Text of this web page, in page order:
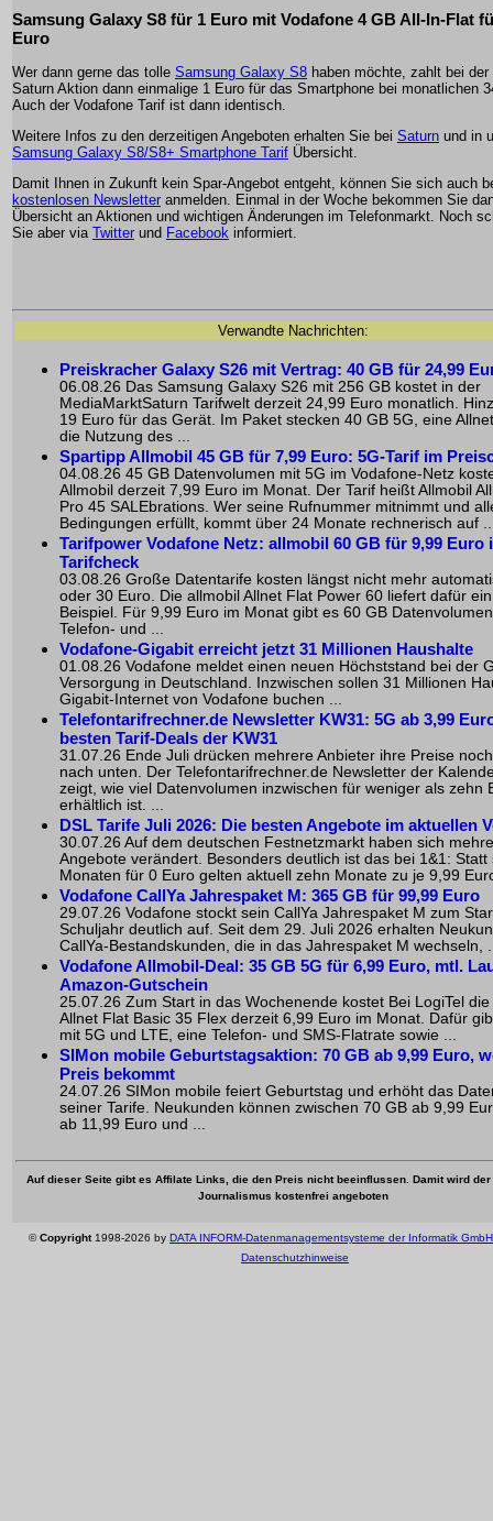
Samsung Galaxy S8 für 1 Euro mit Vodafone 4 GB All-In-Flat
Euro
Wer dann gerne das tolle Samsung Galaxy S8 haben möchte, zahlt bei der
Saturn Aktion dann einmalige 1 Euro für das Smartphone bei monatlichen
Auch der Vodafone Tarif ist dann identisch.
Weitere Infos zu den derzeitigen Angeboten erhalten Sie bei Saturn und in
Samsung Galaxy S8/S8+ Smartphone Tarif Übersicht.
Damit Ihnen in Zukunft kein Spar-Angebot entgeht, können Sie sich auch
kostenlosen Newsletter anmelden. Einmal in der Woche bekommen Sie
Übersicht an Aktionen und wichtigen Änderungen im Telefonmarkt. Noch
Sie aber via Twitter und Facebook informiert.
Verwandte Nachrichten:
Preiskracher Galaxy S26 mit Vertrag: 40 GB für 24,99
06.08.26 Das Samsung Galaxy S26 mit 256 GB kostet in der
MediaMarktSaturn Tarifwelt derzeit 24,99 Euro monatlich.
19 Euro für das Gerät. Im Paket stecken 40 GB 5G, eine
die Nutzung des ...
Spartipp Allmobil 45 GB für 7,99 Euro: 5G-Tarif im
04.08.26 45 GB Datenvolumen mit 5G im Vodafone-Netz
Allmobil derzeit 7,99 Euro im Monat. Der Tarif heißt Allmobil
Pro 45 SALEbrations. Wer seine Rufnummer mitnimmt und
Bedingungen erfüllt, kommt über 24 Monate rechnerisch auf
Tarifpower Vodafone Netz: allmobil 60 GB für 9,99 Euro
Tarifcheck
03.08.26 Große Datentarife kosten längst nicht mehr
oder 30 Euro. Die allmobil Allnet Flat Power 60 liefert dafür
Beispiel. Für 9,99 Euro im Monat gibt es 60 GB
Telefon- und ...
Vodafone-Gigabit erreicht jetzt 31 Millionen Haushalte
01.08.26 Vodafone meldet einen neuen Höchststand bei der
Versorgung in Deutschland. Inzwischen sollen 31 Millionen
Gigabit-Internet von Vodafone buchen ...
Telefontarifrechner.de Newsletter KW31: 5G ab 3,99
besten Tarif-Deals der KW31
31.07.26 Ende Juli drücken mehrere Anbieter ihre Preise
nach unten. Der Telefontarifrechner.de Newsletter der
zeigt, wie viel Datenvolumen inzwischen für weniger als zehn
erhältlich ist. ...
DSL Tarife Juli 2026: Die besten Angebote im aktuellen
30.07.26 Auf dem deutschen Festnetzmarkt haben sich
Angebote verändert. Besonders deutlich ist das bei 1&1: Statt
Monaten für 0 Euro gelten aktuell zehn Monate zu je 9,99
Vodafone CallYa Jahrespaket M: 365 GB für 99,99 Euro
29.07.26 Vodafone stockt sein CallYa Jahrespaket M zum
Schuljahr deutlich auf. Seit dem 29. Juli 2026 erhalten
CallYa-Bestandskunden, die in das Jahrespaket M wechseln,
Vodafone Allmobil-Deal: 35 GB 5G für 6,99 Euro, mtl.
Amazon-Gutschein
25.07.26 Zum Start in das Wochenende kostet Bei LogiTel
Allnet Flat Basic 35 Flex derzeit 6,99 Euro im Monat. Dafür
mit 5G und LTE, eine Telefon- und SMS-Flatrate sowie ...
SIMon mobile Geburtstagsaktion: 70 GB ab 9,99 Euro,
Preis bekommt
24.07.26 SIMon mobile feiert Geburtstag und erhöht das
seiner Tarife. Neukunden können zwischen 70 GB ab 9,99
ab 11,99 Euro und ...
Auf dieser Seite gibt es Affilate Links, die den Preis nicht beeinflussen. Damit wird
Journalismus kostenfrei angeboten
©Copyright1998-2026 by DATA INFORM-Datenmanagementsysteme der Informatik GmbH
Datenschutzhinweise